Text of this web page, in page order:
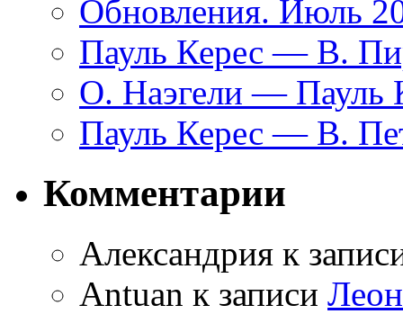
Обновления. Июль
Пауль Керес — В.
О. Наэгели — Пауль
Пауль Керес — В.
Комментарии
Александрия к
Antuan к записи